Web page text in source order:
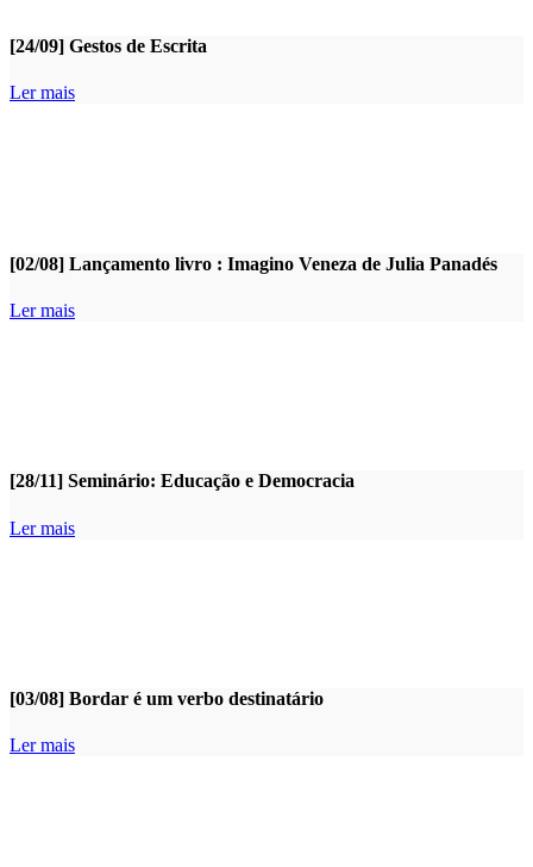
[24/09] Gestos de Escrita
Ler mais
[02/08] Lançamento livro : Imagino Veneza de Julia Panadés
Ler mais
[28/11] Seminário: Educação e Democracia
Ler mais
[03/08] Bordar é um verbo destinatário
Ler mais